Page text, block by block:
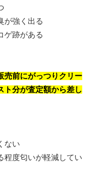
が強く出る
ゲ跡がある
売前にがっつりクリー
ト分が査定額から差し
ない
程度匂いが軽減してい